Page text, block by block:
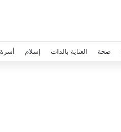
صحة العناية بالذات إسلام أسرة